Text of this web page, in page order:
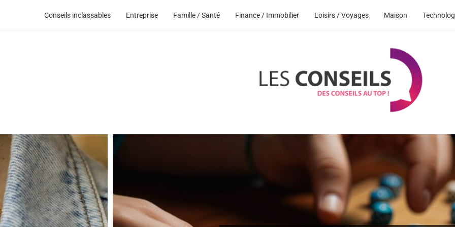
Conseils inclassables Entreprise Famille / Santé Finance / Immobilier Loisirs / Voyages Maison